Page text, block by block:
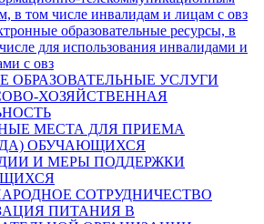
в том числе инвалидам и лицам с овз
образовательные ресурсы, в
для использования инвалидами и
с овз
ОБРАЗОВАТЕЛЬНЫЕ УСЛУГИ
ХОЗЯЙСТВЕННАЯ
МЕСТА ДЛЯ ПРИЕМА
ОБУЧАЮЩИХСЯ
И МЕРЫ ПОДДЕРЖКИ
СОТРУДНИЧЕСТВО
ПИТАНИЯ В